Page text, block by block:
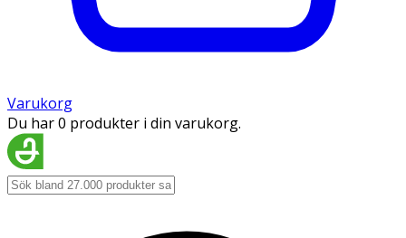
Varukorg
Du har 0 produkter i din varukorg.